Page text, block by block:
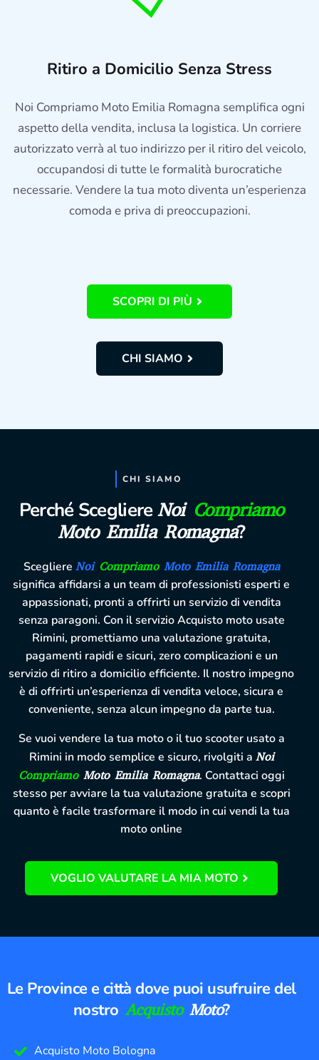
Ritiro a Domicilio Senza Stress
Noi Compriamo Moto Emilia Romagna semplifica ogni
aspetto della vendita, inclusa la logistica. Un corriere
autorizzato verrà al tuo indirizzo per il ritiro del veicolo,
occupandosi di tutte le formalità burocratiche
necessarie. Vendere la tua moto diventa un’esperienza
comoda e priva di preoccupazioni.
SCOPRI DI PIÙ
CHI SIAMO
CHI SIAMO
Perché ScegliereNoi Compriamo
Moto Emilia Romagna?
Scegliere Noi CompriamoMoto Emilia Romagna
significa affidarsi a un team di professionisti esperti e
appassionati, pronti a offrirti un servizio di vendita
senza paragoni. Con il servizio Acquisto moto usate
Rimini, promettiamo una valutazione gratuita,
pagamenti rapidi e sicuri, zero complicazioni e un
servizio di ritiro a domicilio efficiente. Il nostro impegno
è di offrirti un’esperienza di vendita veloce, sicura e
conveniente, senza alcun impegno da parte tua.
Se vuoi vendere la tua moto o il tuo scooter usato a
Rimini in modo semplice e sicuro, rivolgiti a Noi
CompriamoMoto Emilia Romagna. Contattaci oggi
stesso per avviare la tua valutazione gratuita e scopri
quanto è facile trasformare il modo in cui vendi la tua
moto online
VOGLIO VALUTARE LA MIA MOTO
Le Province e città dove puoi usufruire del
nostro AcquistoMoto?
Acquisto Moto Bologna